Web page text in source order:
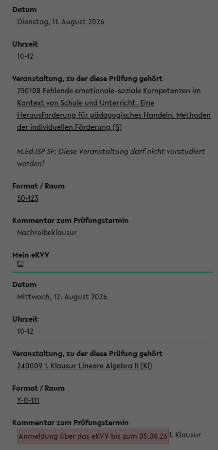
Dienstag, 11. August 2026
10-12
250108 Fehlende emotionale-soziale Kompetenzen im
Kontext von Schule und Unterricht. Eine
Herausforderung für pädagogisches Handeln. Methoden
der individuellen Förderung (S)
M.Ed.ISP SF: Diese Veranstaltung darf nicht vorstudiert
werden!
S0-123
Nachreibeklausur
Mittwoch, 12. August 2026
10-12
240009 1. Klausur Lineare Algebra II (Kl)
Y-0-111
Anmeldung über das eKVV bis zum 05.08.26 1. Klausur